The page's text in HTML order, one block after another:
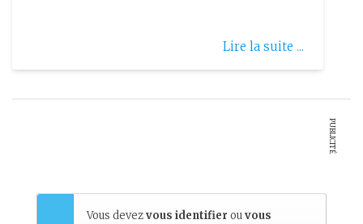
Lire la suite ...
PUBLICITÉ
Vous devezvous identifier ouvous